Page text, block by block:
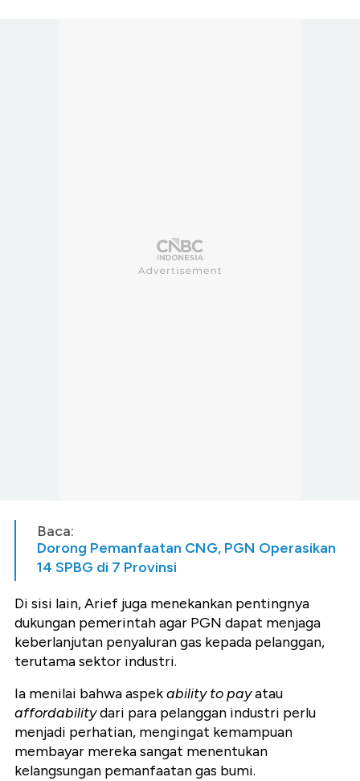
Baca:
Dorong Pemanfaatan CNG, PGN Operasikan
14 SPBG di 7 Provinsi
Di sisi lain, Arief juga menekankan pentingnya
dukungan pemerintah agar PGN dapat menjaga
keberlanjutan penyaluran gas kepada pelanggan,
terutama sektor industri.
Ia menilai bahwa aspekability to payatau
affordabilitydari para pelanggan industri perlu
menjadi perhatian, mengingat kemampuan
membayar mereka sangat menentukan
kelangsungan pemanfaatan gas bumi.